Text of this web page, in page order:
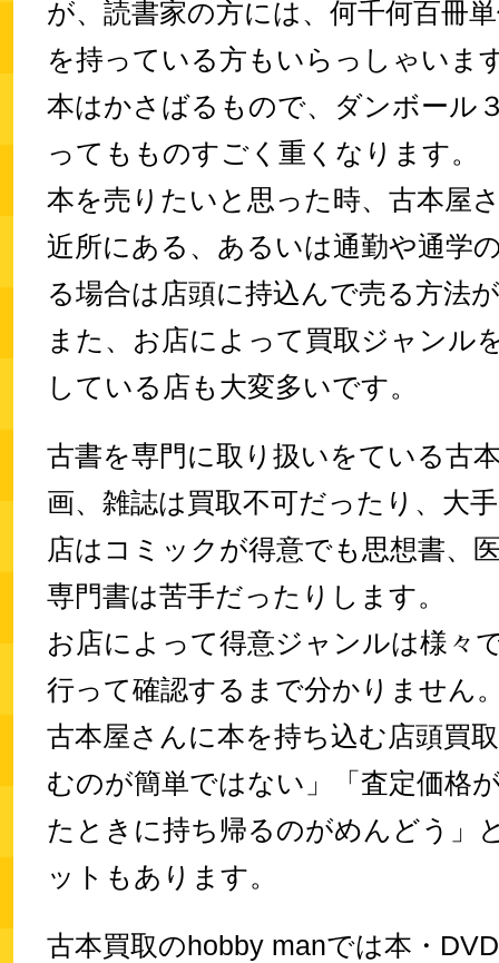
が、読書家の方には、何千何百冊
を持っている方もいらっしゃいま
本はかさばるもので、ダンボール
ってもものすごく重くなります。
本を売りたいと思った時、古本屋
近所にある、あるいは通勤や通学
る場合は店頭に持込んで売る方法
また、お店によって買取ジャンル
している店も大変多いです。
古書を専門に取り扱いをている古
画、雑誌は買取不可だったり、大
店はコミックが得意でも思想書、
専門書は苦手だったりします。
お店によって得意ジャンルは様々
行って確認するまで分かりません
古本屋さんに本を持ち込む店頭買
むのが簡単ではない」「査定価格
たときに持ち帰るのがめんどう」
ットもあります。
古本買取のhobby manでは本・